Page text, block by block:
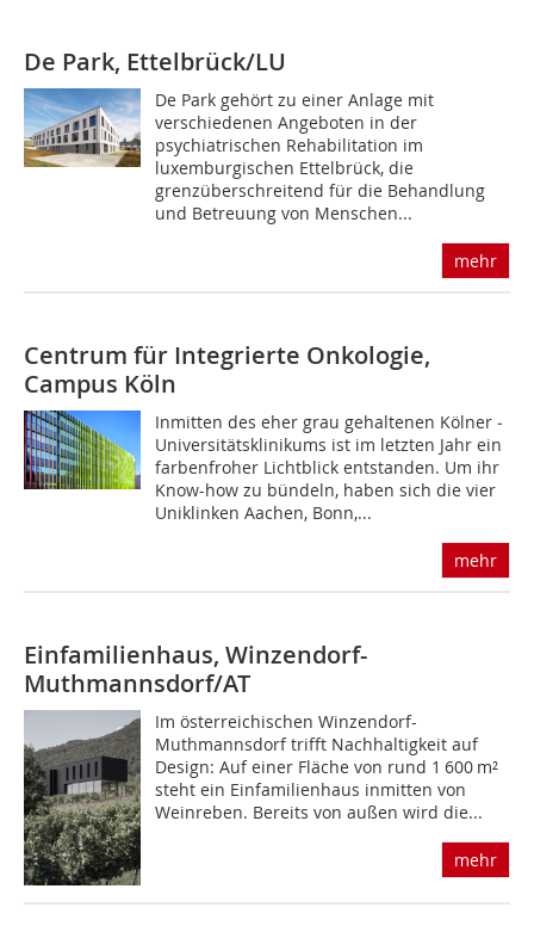
De Park, Ettelbrück/LU
De Park gehört zu einer Anlage mit
verschiedenen Angeboten in der
psychiatrischen Rehabilitation im
luxemburgischen Ettelbrück, die
grenzüberschreitend für die Behandlung
und Betreuung von Menschen...
mehr
Centrum für Integrierte Onkologie,
Campus Köln
Inmitten des eher grau gehaltenen Kölner ­
Universitätsklinikums ist im letzten Jahr ein
farbenfroher Lichtblick entstanden. Um ihr
Know-how zu bündeln, haben sich die vier
Uniklinken ­Aachen, Bonn,...
mehr
Einfamilienhaus, Winzendorf-
Muthmannsdorf/AT
Im österreichischen Winzendorf-
Muthmannsdorf trifft Nachhaltigkeit auf
Design: Auf einer Fläche von rund 1 600 m²
steht ein Einfami­lienhaus inmitten von
Weinreben. Bereits von außen wird die...
mehr